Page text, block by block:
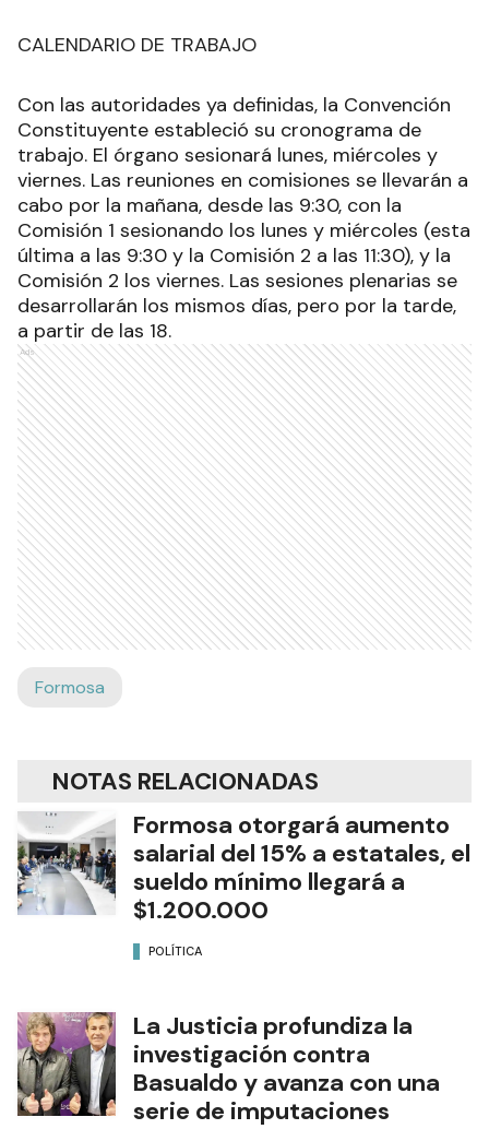
CALENDARIO DE TRABAJO
Con las autoridades ya definidas, la Convención
Constituyente estableció su cronograma de
trabajo. El órgano sesionará lunes, miércoles y
viernes. Las reuniones en comisiones se llevarán a
cabo por la mañana, desde las 9:30, con la
Comisión 1 sesionando los lunes y miércoles (esta
última a las 9:30 y la Comisión 2 a las 11:30), y la
Comisión 2 los viernes. Las sesiones plenarias se
desarrollarán los mismos días, pero por la tarde,
a partir de las 18.
Ads
Formosa
NOTAS RELACIONADAS
Formosa otorgará aumento
salarial del 15% a estatales, el
sueldo mínimo llegará a
$1.200.000
POLÍTICA
La Justicia profundiza la
investigación contra
Basualdo y avanza con una
serie de imputaciones